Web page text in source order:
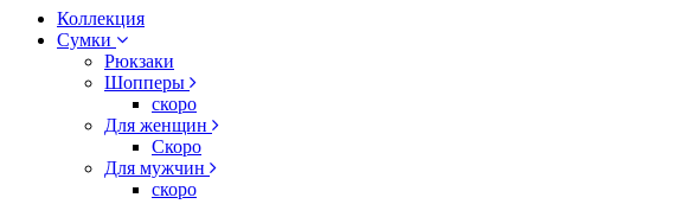
Коллекция
Сумки
Рюкзаки
Шопперы
скоро
Для женщин
Скоро
Для мужчин
скоро